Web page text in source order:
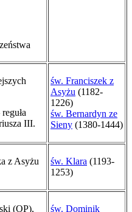
III.
św. Franciszek z
Asyżu (1182-
1226)
św. Bernardyn ze
Sieny (1380-1444)
z Asyżu
św. Klara (1193-
1253)
(OP), św. Dominik